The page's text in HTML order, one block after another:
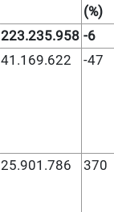
(%)
223.235.958 -6
41.169.622 -47
25.901.786 370